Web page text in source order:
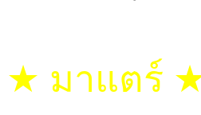
★ มาแตร์